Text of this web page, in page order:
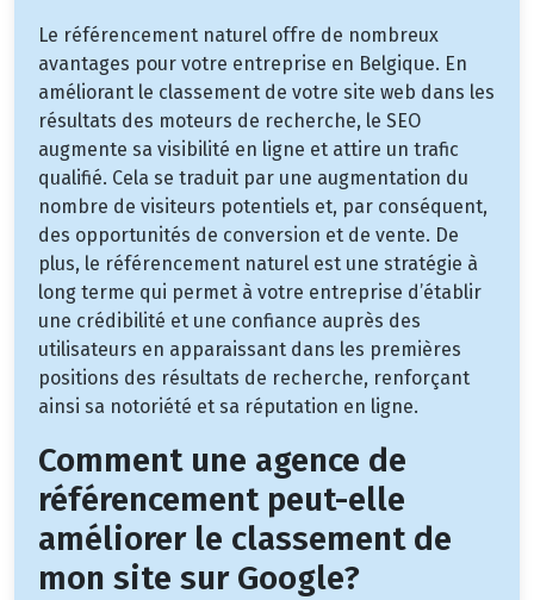
Le référencement naturel offre de nombreux
avantages pour votre entreprise en Belgique. En
améliorant le classement de votre site web dans les
résultats des moteurs de recherche, le SEO
augmente sa visibilité en ligne et attire un trafic
qualifié. Cela se traduit par une augmentation du
nombre de visiteurs potentiels et, par conséquent,
des opportunités de conversion et de vente. De
plus, le référencement naturel est une stratégie à
long terme qui permet à votre entreprise d’établir
une crédibilité et une confiance auprès des
utilisateurs en apparaissant dans les premières
positions des résultats de recherche, renforçant
ainsi sa notoriété et sa réputation en ligne.
Comment une agence de
référencement peut-elle
améliorer le classement de
mon site sur Google?